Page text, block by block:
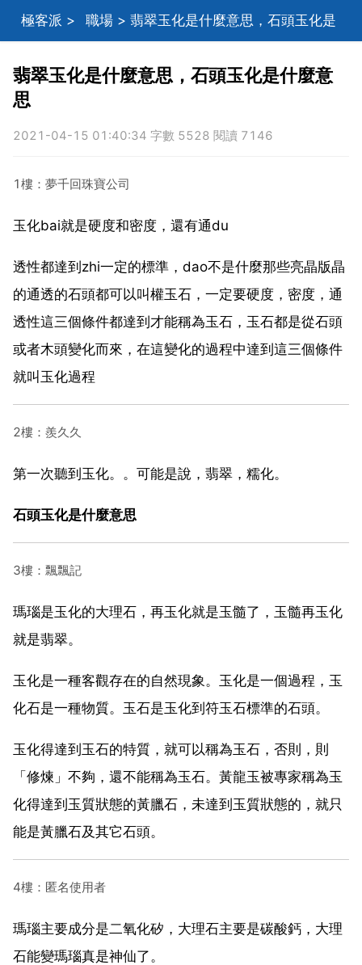
極客派 > 職場 > 翡翠玉化是什麼意思，石頭玉化是
翡翠玉化是什麼意思，石頭玉化是什麼意
思
2021-04-15 01:40:34 字數 5528 閱讀 7146
1樓：夢千回珠寶公司
玉化bai就是硬度和密度，還有通du
透性都達到zhi一定的標準，dao不是什麼那些亮晶版晶
的通透的石頭都可以叫權玉石，一定要硬度，密度，通
透性這三個條件都達到才能稱為玉石，玉石都是從石頭
或者木頭變化而來，在這變化的過程中達到這三個條件
就叫玉化過程
2樓：羨久久
第一次聽到玉化。。可能是說，翡翠，糯化。
石頭玉化是什麼意思
3樓：飄飄記
瑪瑙是玉化的大理石，再玉化就是玉髓了，玉髓再玉化
就是翡翠。
玉化是一種客觀存在的自然現象。玉化是一個過程，玉
化石是一種物質。玉石是玉化到符玉石標準的石頭。
玉化得達到玉石的特質，就可以稱為玉石，否則，則
「修煉」不夠，還不能稱為玉石。黃龍玉被專家稱為玉
化得達到玉質狀態的黃臘石，未達到玉質狀態的，就只
能是黃臘石及其它石頭。
4樓：匿名使用者
瑪瑙主要成分是二氧化矽，大理石主要是碳酸鈣，大理
石能變瑪瑙真是神仙了。